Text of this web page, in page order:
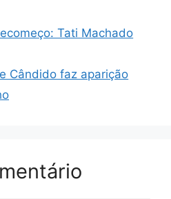
Tati Machado
Cândido faz aparição